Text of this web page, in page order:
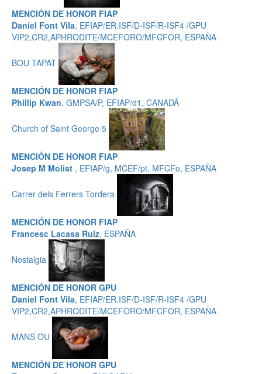
MENCIÓN DE HONOR FIAP
Daniel Font Vila, EFIAP/ER.ISF/D-ISF/R-ISF4 /GPU
VIP2,CR2,APHRODITE/MCEFORO/MFCFOR, ESPAÑA
BOU TAPAT
MENCIÓN DE HONOR FIAP
Phillip Kwan, GMPSA/P, EFIAP/d1, CANADÁ
Church of Saint George 5
MENCIÓN DE HONOR FIAP
Josep M Molist , EFIAP/g, MCEF/pt, MFCFo, ESPAÑA
Carrer dels Ferrers Tordera
MENCIÓN DE HONOR FIAP
Francesc Lacasa Ruiz, ESPAÑA
Nostalgia
MENCIÓN DE HONOR GPU
Daniel Font Vila, EFIAP/ER.ISF/D-ISF/R-ISF4 /GPU
VIP2,CR2,APHRODITE/MCEFORO/MFCFOR, ESPAÑA
MANS OU
MENCIÓN DE HONOR GPU